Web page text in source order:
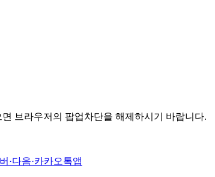
브라우저의 팝업차단을 해제하시기 바랍니다.
·다음·카카오톡앱